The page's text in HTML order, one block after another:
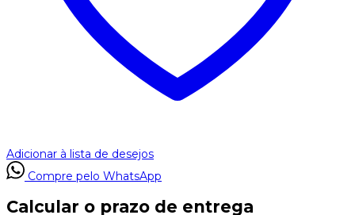
Adicionar à lista de desejos
Compre pelo WhatsApp
Calcular o prazo de entrega